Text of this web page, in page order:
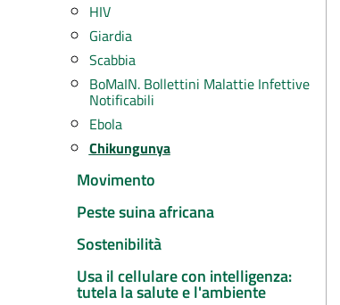
HIV
Giardia
Scabbia
BoMaIN. Bollettini Malattie Infettive
Notificabili
Ebola
Chikungunya
Movimento
Peste suina africana
Sostenibilità
Usa il cellulare con intelligenza:
tutela la salute e l'ambiente